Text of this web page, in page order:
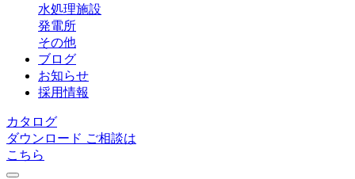
水処理施設
発電所
その他
ブログ
お知らせ
採用情報
カタログ
ダウンロード ご相談は
こちら